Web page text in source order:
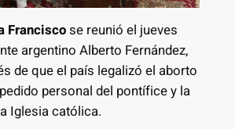
Franciscose reunió el jueves
argentino Alberto Fernández,
de que el país legalizó el aborto
personal del pontífice y la
Iglesia católica.